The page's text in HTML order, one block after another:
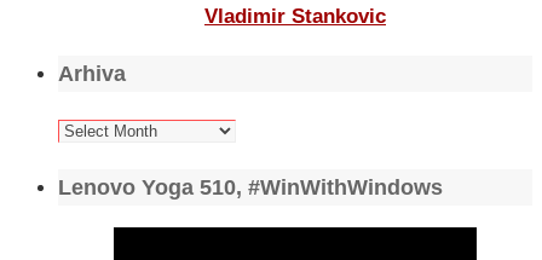
Vladimir Stankovic
Arhiva
Arhiva
Lenovo Yoga 510, #WinWithWindows